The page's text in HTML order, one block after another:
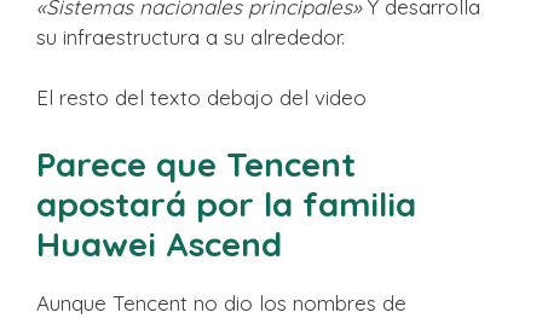
«Sistemas nacionales principales»Y desarrolla
su infraestructura a su alrededor.
El resto del texto debajo del video
Parece que Tencent
apostará por la familia
Huawei Ascend
Aunque Tencent no dio los nombres de